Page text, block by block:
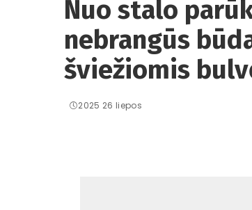
Nuo stalo
nebrangūs
šviežiomis
2025 26 liepos